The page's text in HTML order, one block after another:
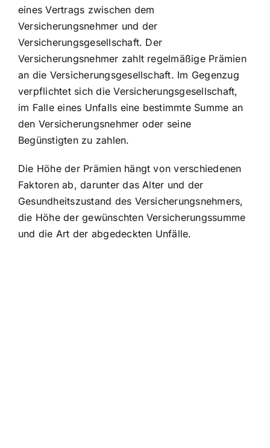
eines Vertrags zwischen dem
Versicherungsnehmer und der
Versicherungsgesellschaft. Der
Versicherungsnehmer zahlt regelmäßige Prämien
an die Versicherungsgesellschaft. Im Gegenzug
verpflichtet sich die Versicherungsgesellschaft,
im Falle eines Unfalls eine bestimmte Summe an
den Versicherungsnehmer oder seine
Begünstigten zu zahlen.
Die Höhe der Prämien hängt von verschiedenen
Faktoren ab, darunter das Alter und der
Gesundheitszustand des Versicherungsnehmers,
die Höhe der gewünschten Versicherungssumme
und die Art der abgedeckten Unfälle.